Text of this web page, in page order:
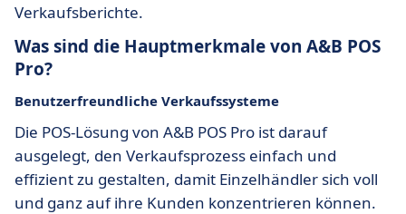
Verkaufsberichte.
Was sind die Hauptmerkmale von A&B POS
Pro?
Benutzerfreundliche Verkaufssysteme
Die POS-Lösung von A&B POS Pro ist darauf
ausgelegt, den Verkaufsprozess einfach und
effizient zu gestalten, damit Einzelhändler sich voll
und ganz auf ihre Kunden konzentrieren können.